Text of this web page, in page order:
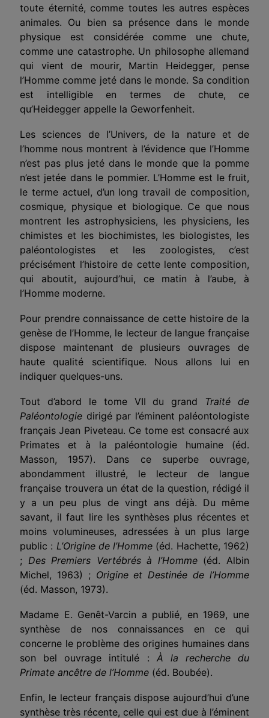
toute éternité, comme toutes les autres espèces
animales. Ou bien sa présence dans le monde
physique est considérée comme une chute,
comme une catastrophe. Un philosophe allemand
qui vient de mourir, Martin Heidegger, pense
l’Homme comme jeté dans le monde. Sa condition
est intelligible en termes de chute, ce
qu’Heidegger appelle la Geworfenheit.
Les sciences de l’Univers, de la nature et de
l’homme nous montrent à l’évidence que l’Homme
n’est pas plus jeté dans le monde que la pomme
n’est jetée dans le pommier. L’Homme est le fruit,
le terme actuel, d’un long travail de composition,
cosmique, physique et biologique. Ce que nous
montrent les astrophysiciens, les physiciens, les
chimistes et les biochimistes, les biologistes, les
paléontologistes et les zoologistes, c’est
précisément l’histoire de cette lente composition,
qui aboutit, aujourd’hui, ce matin à l’aube, à
l’Homme moderne.
Pour prendre connaissance de cette histoire de la
genèse de l’Homme, le lecteur de langue française
dispose maintenant de plusieurs ouvrages de
haute qualité scientifique. Nous allons lui en
indiquer quelques-uns.
Tout d’abord le tome VII du grand Traité de
Paléontologie dirigé par l’éminent paléontologiste
français Jean Piveteau. Ce tome est consacré aux
Primates et à la paléontologie humaine (éd.
Masson, 1957). Dans ce superbe ouvrage,
abondamment illustré, le lecteur de langue
française trouvera un état de la question, rédigé il
y a un peu plus de vingt ans déjà. Du même
savant, il faut lire les synthèses plus récentes et
moins volumineuses, adressées à un plus large
public : L’Origine de l’Homme (éd. Hachette, 1962)
; Des Premiers Vertébrés à l’Homme(éd. Albin
Michel, 1963) ; Origine et Destinée de l’Homme
(éd. Masson, 1973).
Madame E. Genêt-Varcin a publié, en 1969, une
synthèse de nos connaissances en ce qui
concerne le problème des origines humaines dans
son bel ouvrage intitulé : À la recherche du
Primate ancêtre de l’Homme (éd. Boubée).
Enfin, le lecteur français dispose aujourd’hui d’une
synthèse très récente, celle qui est due à l’éminent